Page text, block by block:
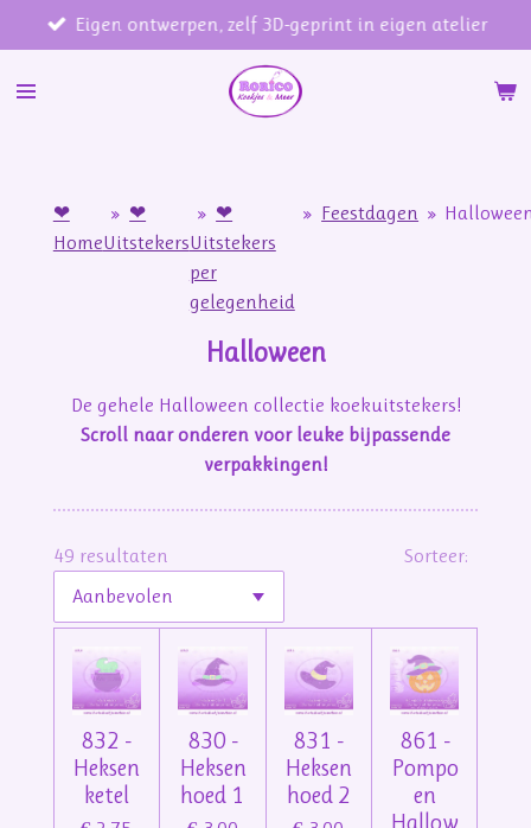
direct
naar
Eigen ontwerpen, zelf 3D-geprint in eigen atelier
❤
Home
» ❤
Uitstekers
» ❤
Uitstekers
per
gelegenheid
» Feestdagen »
Halloween
De gehele Halloween collectie koekuitstekers!
Scroll naar onderen voor leuke bijpassende
verpakkingen!
49 resultaten Sorteer:
832 -
Heksen
ketel
830 -
Heksen
hoed 1
831 -
Heksen
hoed 2
861 -
Pompo
en